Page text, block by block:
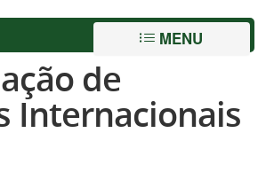
MENU
de
Internacionais